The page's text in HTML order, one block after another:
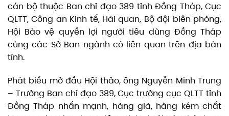
cán bộ thuộc Ban chỉ đạo 389 tỉnh Đồng Tháp, Cục
QLTT, Công an Kinh tế, Hải quan, Bộ đội biên phòng,
Hội Bảo vệ quyền lợi người tiêu dùng Đồng Tháp
cùng các Sở Ban ngành có liên quan trên địa bàn
tỉnh.
Phát biểu mở đầu Hội thảo, ông Nguyễn Minh Trung
– Trưởng Ban chỉ đạo 389, Cục trưởng cục QLTT tỉnh
Đồng Tháp nhấn mạnh, hàng giả, hàng kém chất